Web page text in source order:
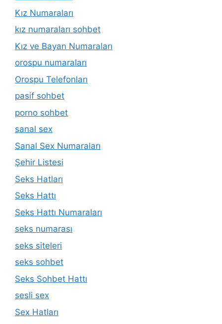
Kız Numaraları
kız numaraları sohbet
Kız ve Bayan Numaraları
orospu numaraları
Orospu Telefonları
pasif sohbet
porno sohbet
sanal sex
Sanal Sex Numaraları
Şehir Listesi
Seks Hatları
Seks Hattı
Seks Hattı Numaraları
seks numarası
seks siteleri
seks sohbet
Seks Sohbet Hattı
sesli sex
Sex Hatları